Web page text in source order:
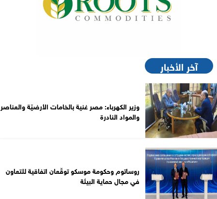
آخر الأخبار
وزير الكهرباء: مصر غنية بالخامات الأرضيّة والعناصر
والمواد النادرة
روساتوم وحكومة موسكو توقّعان اتفاقية للتعاون
في مجال حماية البيئة